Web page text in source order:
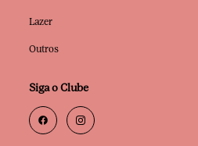
Lazer
Outros
Siga o Clube